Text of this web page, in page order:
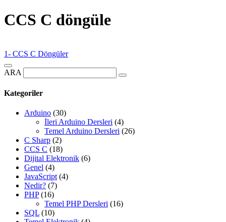
CCS C döngüle
1- CCS C Döngüler
ARA
Kategoriler
Arduino (30)
İleri Arduino Dersleri (4)
Temel Arduino Dersleri (26)
C Sharp (2)
CCS C (18)
Dijital Elektronik (6)
Genel (4)
JavaScript(4)
Nedir? (7)
PHP(16)
Temel PHP Dersleri (16)
SQL (10)